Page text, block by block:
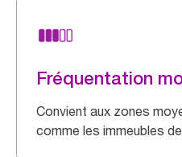
Fréquentation
Convient aux zones
comme les immeubles